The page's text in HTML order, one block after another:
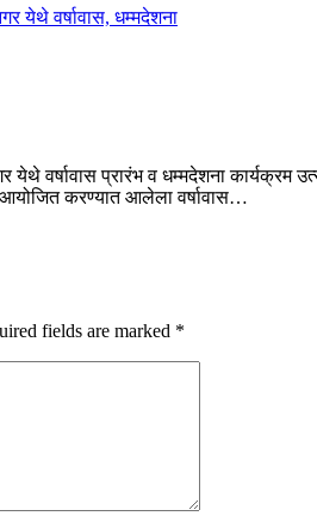
येथे वर्षावास प्रारंभ व धम्मदेशना
आयोजित करण्यात आलेला वर्षावास…
fields are marked *